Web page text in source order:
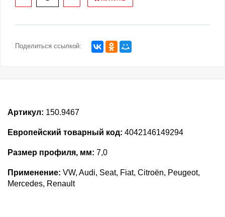
Поделиться ссылкой:
Артикул: 150.9467
Европейский товарный код: 4042146149294
Размер профиля, мм: 7,0
Применение: VW, Audi, Seat, Fiat, Citroën, Peugeot,
Mercedes, Renault